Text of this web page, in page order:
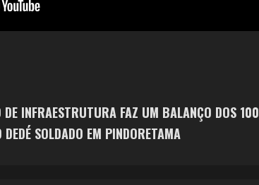
INFRAESTRUTURA FAZ UM BALANÇO DOS 100
SOLDADO EM PINDORETAMA